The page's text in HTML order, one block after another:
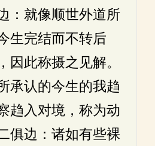
：就像顺世外道所
生完结而不转后
因此称摄之见解。
承认的今生的我趋
趋入对境，称为动
俱边：诸如有些裸